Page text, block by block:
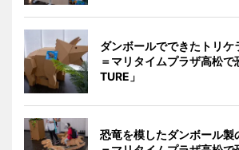
ダンボールでできたトリケ
＝マリタイムプラザ高松
TURE」
恐竜を模したダンボール製